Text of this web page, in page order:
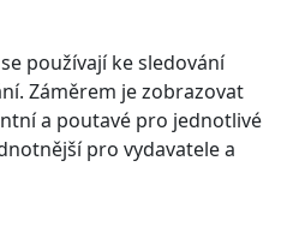
používají ke sledování
Záměrem je zobrazovat
a poutavé pro jednotlivé
pro vydavatele a